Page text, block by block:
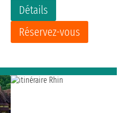
Détails
Réservez-vous